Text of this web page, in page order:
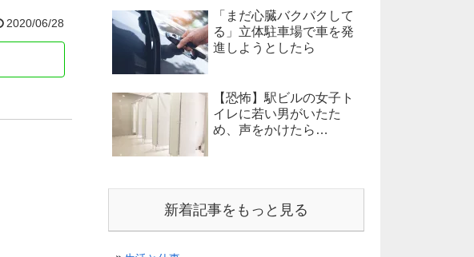
2020/06/28
「まだ心臓バクバクして
る」立体駐車場で車を発
進しようとしたら
【恐怖】駅ビルの女子ト
イレに若い男がいたた
め、声をかけたら…
新着記事をもっと見る